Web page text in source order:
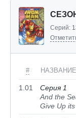
Серий:
#
1.01
Серия 1
And the
Give Up